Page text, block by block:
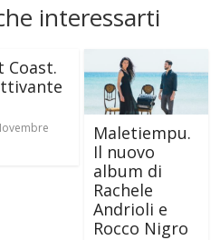
interessarti
Coast.
Maletiempu.
Il nuovo
album di
Rachele
Andrioli e
Rocco Nigro